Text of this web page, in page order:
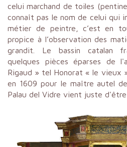
celui marchand de toiles
connaît pas le nom de celui qui
métier de peintre, c’est en
propice à l’observation des
grandit. Le bassin catalan
quelques pièces éparses de
Rigaud » tel Honorat « le vieux
en 1609 pour le maître autel
Palau del Vidre vient juste d'être